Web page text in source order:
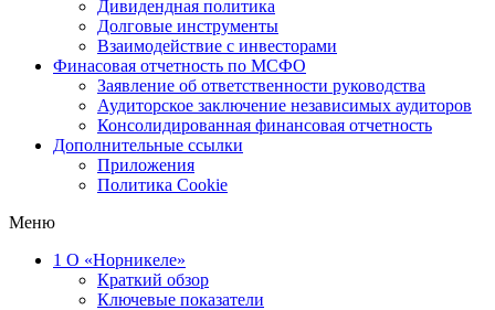
Дивидендная политика
Долговые инструменты
Взаимодействие с инвеcторами
Финасовая отчетность по МСФО
Заявление об ответственности руководства
Аудиторское заключение независимых аудиторов
Консолидированная финансовая отчетность
Дополнительные ссылки
Приложения
Политика Cookie
Меню
1 О «Норникеле»
Краткий обзор
Ключевые показатели